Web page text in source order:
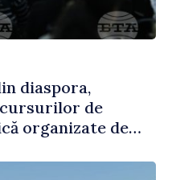
diaspora,
de
organizate de